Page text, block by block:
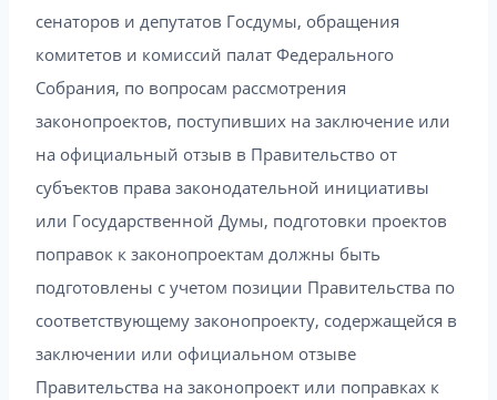
сенаторов и депутатов Госдумы, обращения
комитетов и комиссий палат Федерального
Собрания, по вопросам рассмотрения
законопроектов, поступивших на заключение или
на официальный отзыв в Правительство от
субъектов права законодательной инициативы
или Государственной Думы, подготовки проектов
поправок к законопроектам должны быть
подготовлены с учетом позиции Правительства по
соответствующему законопроекту, содержащейся в
заключении или официальном отзыве
Правительства на законопроект или поправках к